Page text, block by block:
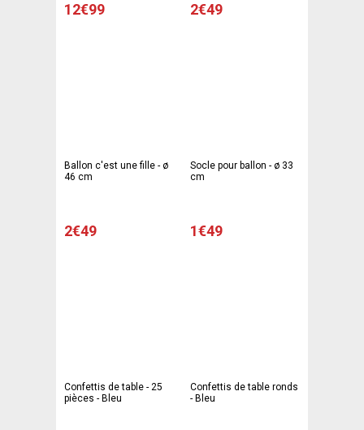
12€99 2€49
Ballon c'est une fille - ø
46 cm
2€49
Socle pour ballon - ø 33
cm
1€49
Confettis de table - 25
pièces - Bleu
Confettis de table ronds
- Bleu